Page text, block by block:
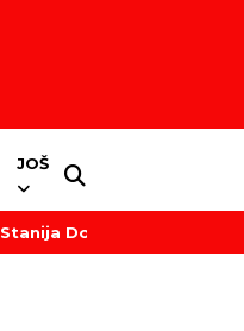
JOŠ
Stanija Dobrojević